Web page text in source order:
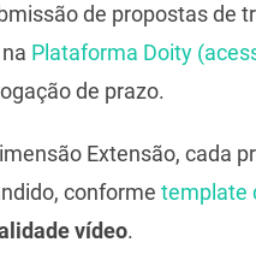
de propostas de
Plataforma Doity
de prazo.
Extensão, cada
conforme template
vídeo.